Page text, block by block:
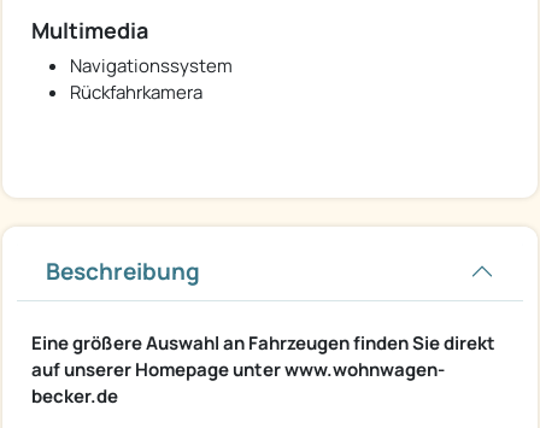
Multimedia
Navigationssystem
Rückfahrkamera
Beschreibung
Eine größere Auswahl an Fahrzeugen finden Sie direkt
auf unserer Homepage unter www.wohnwagen-
becker.de